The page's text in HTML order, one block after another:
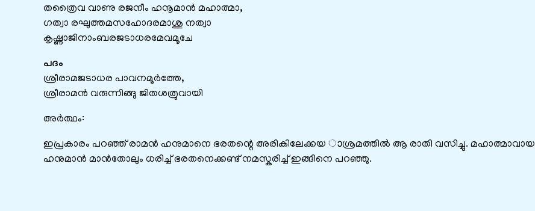
തത്രൈവ വാണു രജനീം ഹനൂമാൻ മഹാത്മാ,
ഗത്വാ രഘുത്തമസഹോദരമാശു നത്വാ
കൃഷ്ണാജിനാംബരജടാധരമേവമൂചേ
പദം
ശ്രീരാമജടാധര പാവനമൂർത്തേ,
ശ്രീരാമൻ വരുന്നിങ്ങു ജിതശത്രുവായി
അർത്ഥം:
ഇപ്രകാരം പറഞ്ഞ് രാമൻ ഹനുമാനെ ഭരതന്റെ അരികിലേക്കയ ാശ്രമത്തിൽ ആ രാതി വസിച്ചു. മഹാത്മാവായ
ഹനുമാൻ മാൻതോലും ധരിച്ച് ഭരതനെക്കണ്ട് നമസ്കരിച്ച് ഇങ്ങിനെ പറഞ്ഞു.